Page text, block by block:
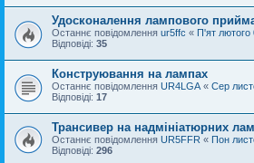
Удосконалення лампового
Останнє повідомлення ur5ffc « П'ят
Відповіді: 35
Конструювання на лампах
Останнє повідомлення UR4LGA « Сер
Відповіді: 17
Трансивер на надмініатюрних
Останнє повідомлення UR5FFR « Пон
Відповіді: 296